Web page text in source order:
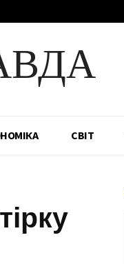
СВІТ